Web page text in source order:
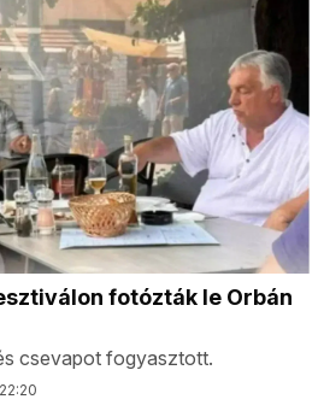
fotózták le Orbán
csevapot fogyasztott.